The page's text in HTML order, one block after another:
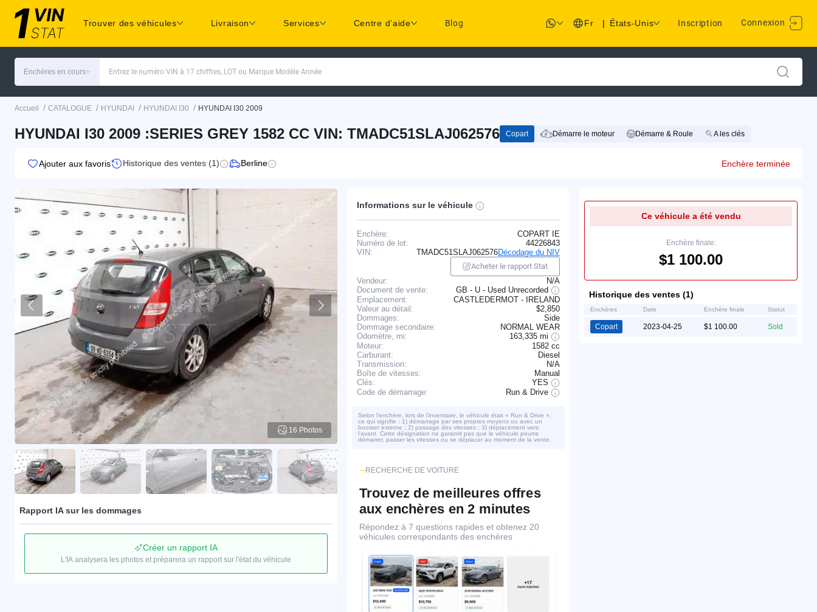
Trouver des véhicules Livraison Services Centre d’aide Blog Fr | États-Unis Inscription Connexion
Enchères en cours Entrez le numéro VIN à 17 chiffres, LOT ou Marque Modèle Année
Accueil / CATALOGUE / HYUNDAI / HYUNDAI I30 / HYUNDAI I30 2009
HYUNDAI I30 2009 :SERIES GREY 1582 CC VIN: TMADC51SLAJ062576 Copart Démarre le moteur Démarre & Roule A les clés
Ajouter aux favoris Historique des ventes (1) Berline Enchère terminée
16 Photos
Rapport IA sur les dommages
Créer un rapport IA
L'IA analysera les photos et préparera un rapport sur l'état du véhicule
Informations sur le véhicule
Enchère:
COPART IE
Numéro de lot:
44226843
VIN:
TMADC51SLAJ062576Décodage du NIV
Acheter le rapport Stat
Vendeur:
N/A
Document de vente:
GB - U - Used Unrecorded
Emplacement:
CASTLEDERMOT - IRELAND
Valeur au détail:
$2,850
Dommages:
Side
Dommage secondaire:
NORMAL WEAR
Odomètre, mi:
163,335 mi
Moteur:
1582 cc
Carburant:
Diesel
Transmission:
N/A
Boîte de vitesses:
Manual
Clés:
YES
Code de démarrage:
Run & Drive
Selon l’enchère, lors de l’inventaire, le véhicule était « Run & Drive »,
ce qui signifie : 1) démarrage par ses propres moyens ou avec un
booster externe ; 2) passage des vitesses ; 3) déplacement vers
l’avant. Cette désignation ne garantit pas que le véhicule pourra
démarrer, passer les vitesses ou se déplacer au moment de la vente.
RECHERCHE DE VOITURE
Trouvez de meilleures offres
aux enchères en 2 minutes
Répondez à 7 questions rapides et obtenez 20
véhicules correspondants des enchères
Ce véhicule a été vendu
Enchère finale:
$1 100.00
Historique des ventes (1)
Enchères Date Enchère finale Statut
Copart 2023-04-25 $1 100.00 Sold